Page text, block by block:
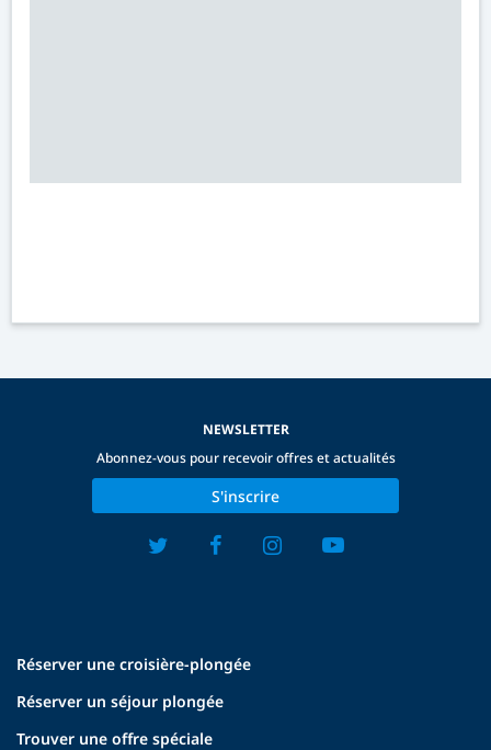
Réserver une croisière-plongée
Réserver un séjour plongée
Trouver une offre spéciale
NEWSLETTER
Abonnez-vous pour recevoir offres et actualités
S'inscrire